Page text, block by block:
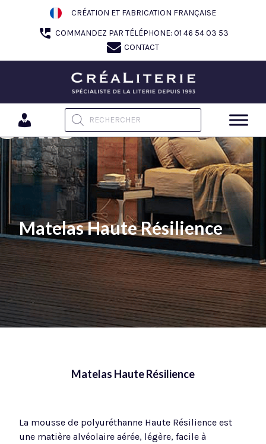
CRÉATION ET FABRICATION FRANÇAISE
COMMANDEZ PAR TÉLÉPHONE: 01 46 54 03 53
CONTACT
Recherche de produits
Matelas Haute Résilience
Matelas Haute Résilience
La mousse de polyuréthanne Haute Résilience est
une matière alvéolaire aérée, légère, facile à